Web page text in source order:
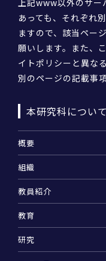
上記www以外のサ
あっても、それぞれ
ますので、該当ペー
願いします。また、
イトポリシーと異な
別のページの記載事
本研究科について
概要
組織
教員紹介
教育
研究